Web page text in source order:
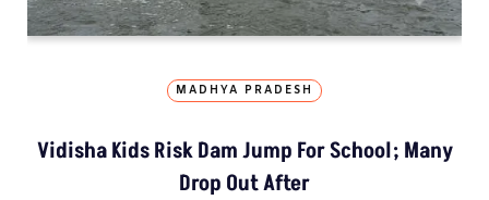
MADHYA PRADESH
Vidisha Kids Risk Dam Jump For School; Many
Drop Out After